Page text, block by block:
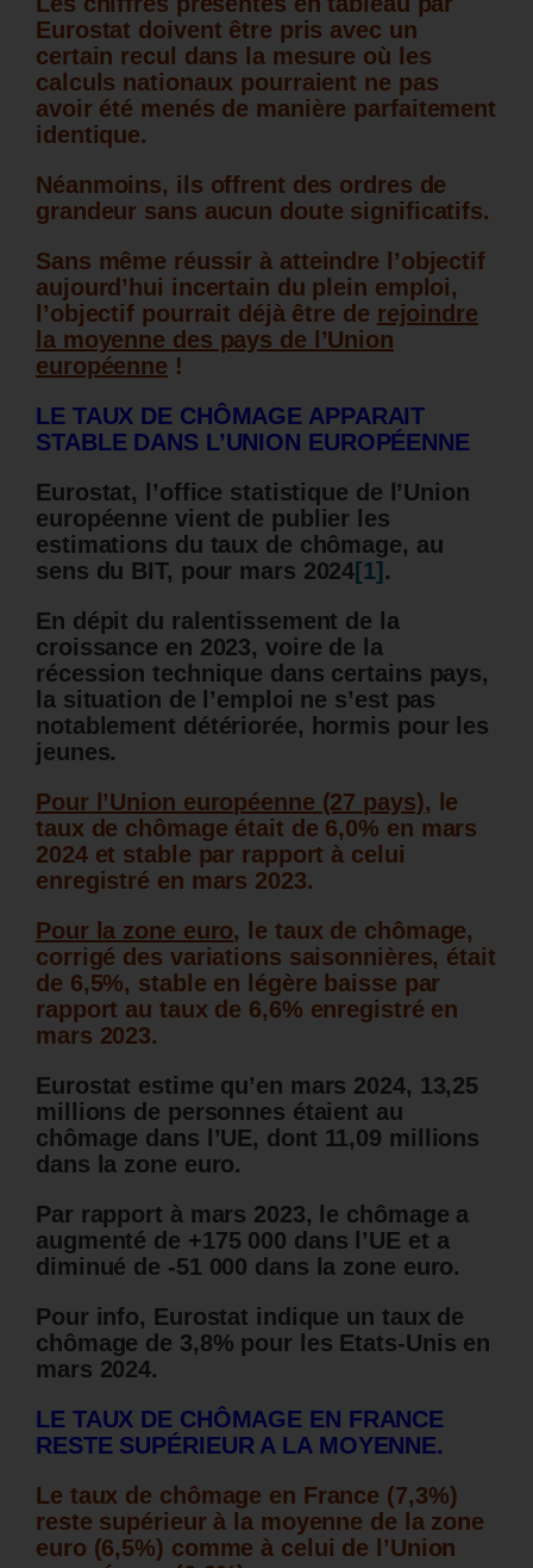
Eurostat doivent être pris avec un
certain recul dans la mesure où les
calculs nationaux pourraient ne pas
avoir été menés de manière parfaitement
identique.
Néanmoins, ils offrent des ordres de
grandeur sans aucun doute significatifs.
Sans même réussir à atteindre l’objectif
aujourd’hui incertain du plein emploi,
l’objectif pourrait déjà être de rejoindre
la moyenne des pays de l’Union
européenne !
LE TAUX DE CHÔMAGE APPARAIT
STABLE DANS L’UNION EUROPÉENNE
Eurostat, l’office statistique de l’Union
européenne vient de publier les
estimations du taux de chômage, au
sens du BIT, pour mars 2024[1] .
En dépit du ralentissement de la
croissance en 2023, voire de la
récession technique dans certains pays,
la situation de l’emploi ne s’est pas
notablement détériorée, hormis pour les
jeunes.
Pour l’Union européenne (27 pays), le
taux de chômage était de 6,0% en mars
2024 et stable par rapport à celui
enregistré en mars 2023.
Pour la zone euro, le taux de chômage,
corrigé des variations saisonnières, était
de 6,5%, stable en légère baisse par
rapport au taux de 6,6% enregistré en
mars 2023.
Eurostat estime qu’en mars 2024, 13,25
millions de personnes étaient au
chômage dans l’UE, dont 11,09 millions
dans la zone euro.
Par rapport à mars 2023, le chômage a
augmenté de +175 000 dans l’UE et a
diminué de -51 000 dans la zone euro.
Pour info, Eurostat indique un taux de
chômage de 3,8% pour les Etats-Unis en
mars 2024.
LE TAUX DE CHÔMAGE EN FRANCE
RESTE SUPÉRIEUR A LA MOYENNE.
Le taux de chômage en France (7,3%)
reste supérieur à la moyenne de la zone
euro (6,5%) comme à celui de l’Union